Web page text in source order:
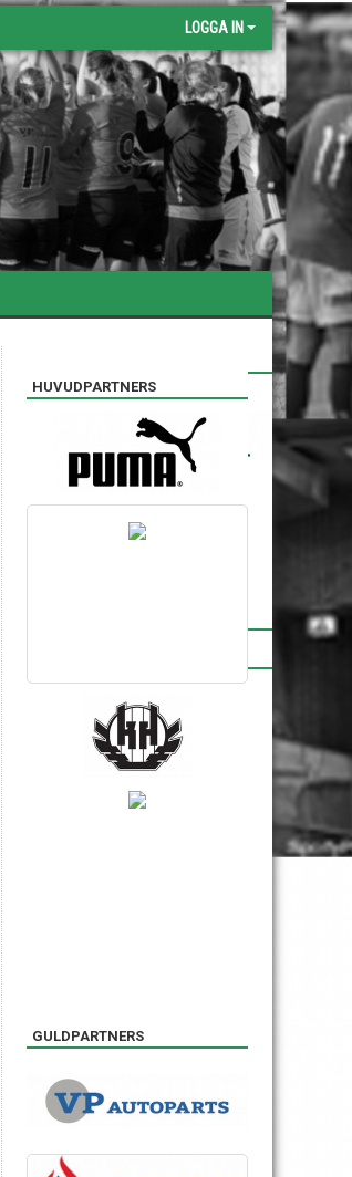
LOGGA IN
HUVUDPARTNERS
GULDPARTNERS
SILVERPARTNERS
BRONSPARTNERS
INSTAGRAM